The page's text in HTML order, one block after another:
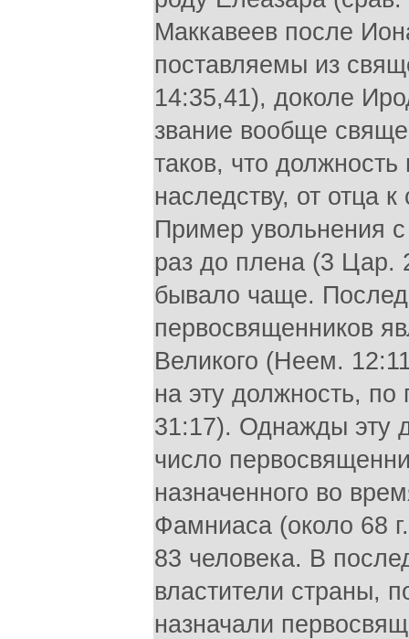
Маккавеев после
поставляемы из
14:35,41), доколе
звание вообще
таков, что
наследству, от отца
Пример увольнения с
раз до плена (3 Цар.
бывало чаще.
первосвященников
Великого (Неем.
на эту должность,
31:17). Однажды эту
число
назначенного во
Фамниаса (около 68
83 человека. В
властители страны,
назначали